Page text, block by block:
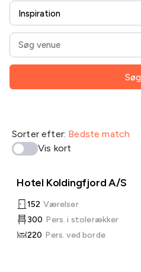
Søg
Sorter efter: Bedste match
Vis kort
Hotel Koldingfjord A/S
152 Værelser
300 Pers. i stolerækker
220 Pers. ved borde